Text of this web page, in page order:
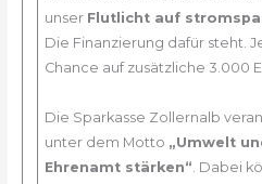
unser Flutlicht auf
Die Finanzierung dafür steht.
Chance auf zusätzliche 3.000
Die Sparkasse Zollernalb
unter dem Motto „Umwelt
Ehrenamt stärken“ . Dabei